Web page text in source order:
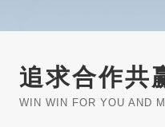
追求合作共
WIN WIN FOR YOU AND